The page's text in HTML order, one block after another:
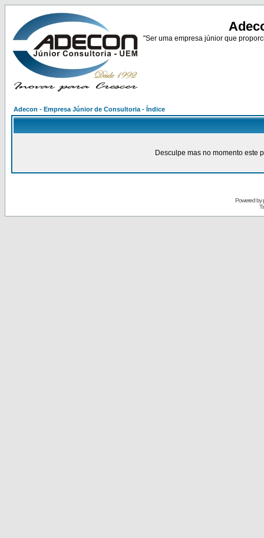
"Ser uma empresa júnior que
Adecon - Empresa Júnior de Consultoria - Índice
Desculpe mas no momento este
Powered by